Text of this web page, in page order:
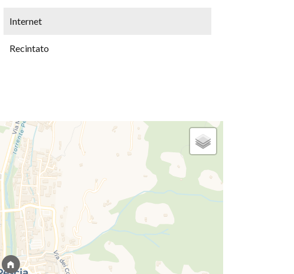
Internet
Recintato